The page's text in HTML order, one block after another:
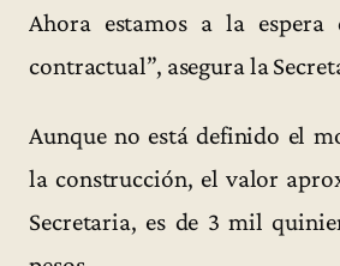
Ahora estamos a la espera
contractual”, asegura la
Aunque no está definido el
la construcción, el valor
Secretaria, es de 3 mil